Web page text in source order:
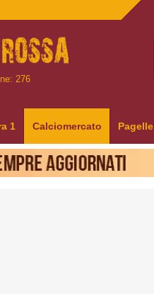
276
1 Calciomercato Pagelle